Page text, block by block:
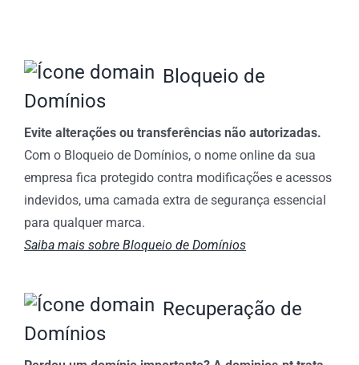
Bloqueio de
Domínios
Evite alterações ou transferências não autorizadas.
Com o Bloqueio de Domínios, o nome online da sua
empresa fica protegido contra modificações e acessos
indevidos, uma camada extra de segurança essencial
para qualquer marca.
Saiba mais sobre Bloqueio de Domínios
Recuperação de
Domínios